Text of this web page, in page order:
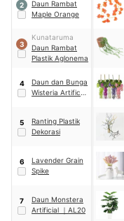
2
Daun Rambat
Maple Orange
3
Kunataruma
Daun Rambat
Plastik Aglonema
4
Daun dan Bunga
Wisteria Artificial
5
Ranting Plastik
Dekorasi
6
Lavender Grain
Spike
7
Daun Monstera
Artificial ｜ AL20